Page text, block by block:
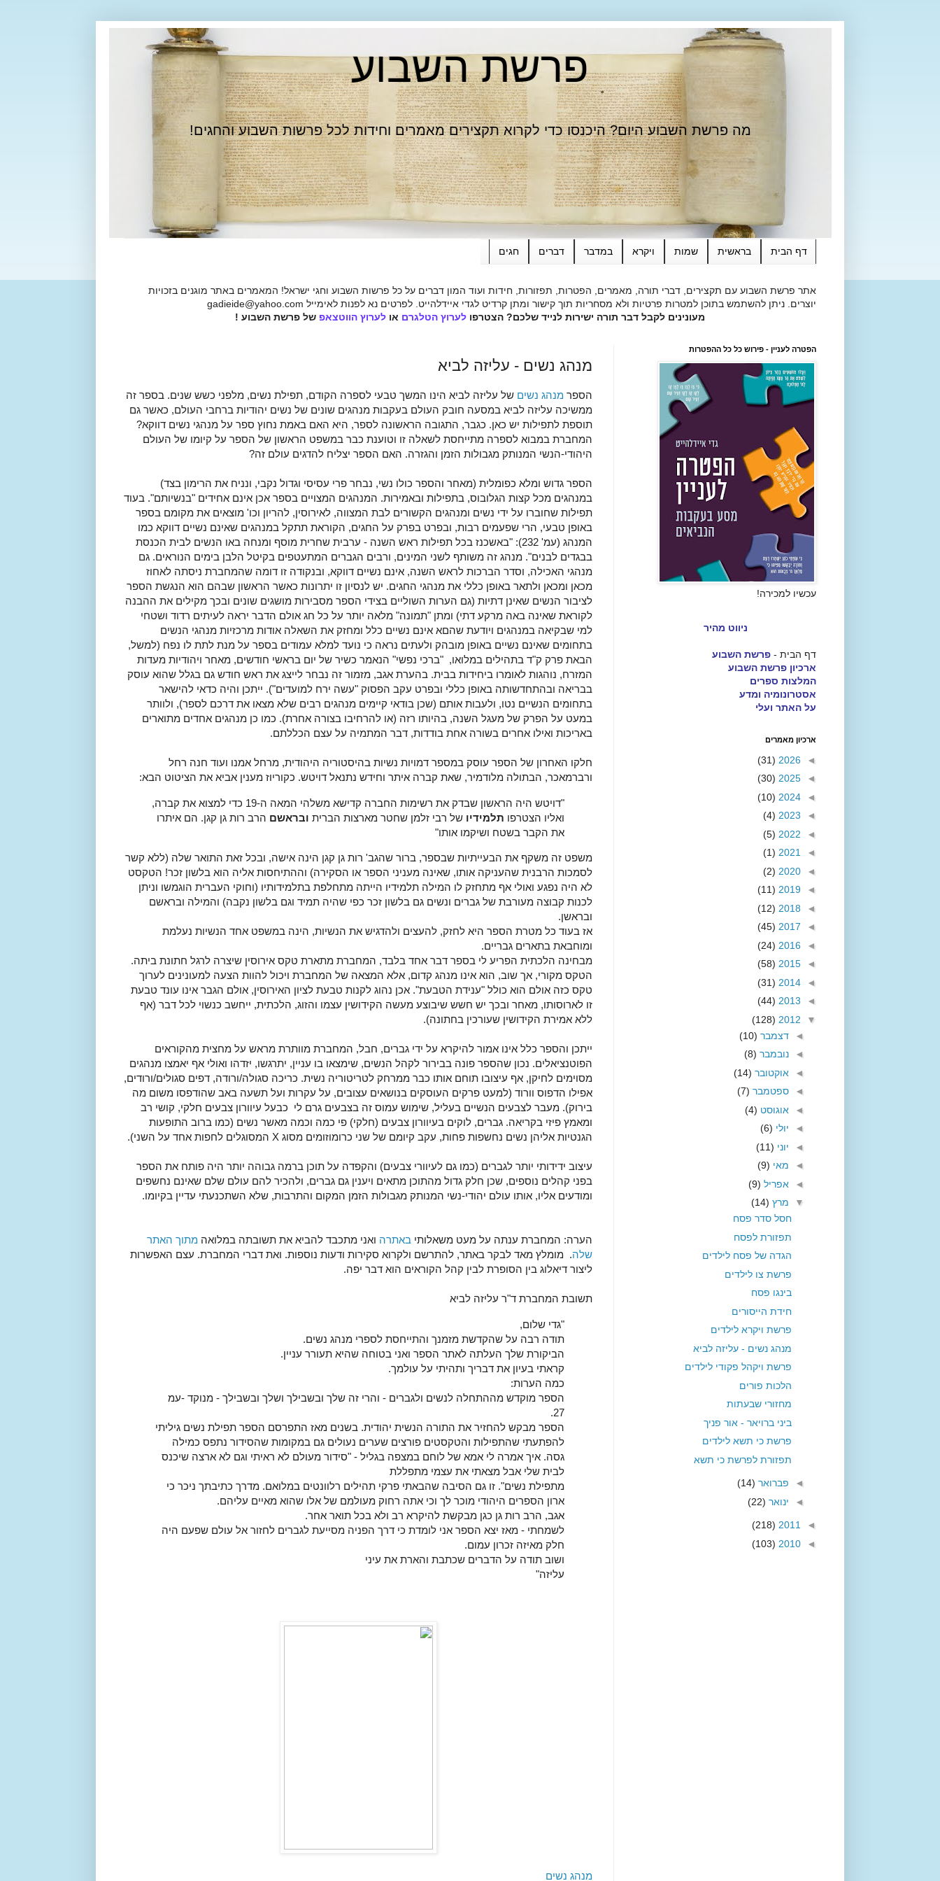
פרשת השבוע
מה פרשת השבוע היום? היכנסו כדי לקרוא תקצירים מאמרים וחידות לכל פרשות השבוע והחגים!
דף הבית בראשית שמות ויקרא במדבר דברים חגים
אתר פרשת השבוע עם תקצירים, דברי תורה, מאמרים, הפטרות, תפזורות, חידות ועוד המון דברים על כל פרשות השבוע וחגי ישראל! המאמרים באתר מוגנים בזכויות
יוצרים. ניתן להשתמש בתוכן למטרות פרטיות ולא מסחריות תוך קישור ומתן קרדיט לגדי איידלהייט. לפרטים נא לפנות לאימייל gadieide@yahoo.com
מעונינים לקבל דבר תורה ישירות לנייד שלכם? הצטרפו לערוץ הטלגרם או לערוץ הווטצאפ של פרשת השבוע !
מנהג נשים - עליזה לביא
הספר מנהג נשים של עליזה לביא הינו המשך טבעי לספרה הקודם, תפילת נשים, מלפני כשש שנים. בספר זה
ממשיכה עליזה לביא במסעה חובק העולם בעקבות מנהגים שונים של נשים יהודיות ברחבי העולם, כאשר גם
תוספת לתפילות יש כאן. כגבר, התגובה הראשונה לספר, היא האם באמת נחוץ ספר על מנהגי נשים דווקא?
המחברת במבוא לספרה מתייחסת לשאלה זו וטוענת כבר במשפט הראשון של הספר על קיומו של העולם
היהודי-הנשי המנותק מגבולות הזמן והגזרה. האם הספר יצליח להדגים עולם זה?
הספר גדוש ומלא כפומלית (מאחר והספר כולו נשי, נבחר פרי עסיסי וגדול נקבי, ונניח את הרימון בצד)
במנהגים מכל קצות הגלובוס, בתפילות ובאמירות. המנהגים המצויים בספר אכן אינם אחידים "בנשיותם". בעוד
תפילות שחוברו על ידי נשים ומנהגים הקשורים לבת המצווה, לאירוסין, להריון וכו' מוצאים את מקומם בספר
באופן טבעי, הרי שפעמים רבות, ובפרט בפרק על החגים, הקוראת תתקל במנהגים שאינם נשיים דווקא כמו
המנהג (עמ' 232): "באשכנז בכל תפילות ראש השנה - ערבית שחרית מוסף ומנחה באו הנשים לבית הכנסת
בבגדים לבנים". מנהג זה משותף לשני המינים, ורבים הגברים המתעטפים בקיטל הלבן בימים הנוראים. גם
מנהגי האכילה, וסדר הברכות לראש השנה, אינם נשיים דווקא, ובנקודה זו דומה שהמחברת ניסתה לאחוז
מכאן ומכאן ולתאר באופן כללי את מנהגי החגים. יש לנסיון זו יתרונות כאשר הראשון שבהם הוא הנגשת הספר
לציבור הנשים שאינן דתיות (גם הערות השוליים בצידי הספר מסבירות מושגים שונים ובכך מקילים את ההבנה
לקוראת שאינה באה מרקע דתי) ומתן "תמונה" מלאה יותר על כל חג אולם הדבר יראה לעיתים רדוד ושטחי
למי שבקיאה במנהגים ויודעת שהםא אינם נשיים כלל ומחזק את השאלה אודות מרכזיות מנהגי הנשים
בתחומים שאינם נשיים באופן מובהק ולעתים נראה כי נועד למלא עמודים בספר על מנת לתת לו נפח (למשל,
הבאת פרק ק"ד בתהילים במלואו, "ברכי נפשי" הנאמר כשיר של יום בראשי חודשים, מאחר ויהודיות מעדות
המזרח, נוהגות לאומרו ביחידות בבית. בהערת אגב, מזמור זה נבחר לייצג את ראש חודש גם בגלל שהוא עוסק
בבריאה ובהתחדשותה באופן כללי ובפרט עקב הפסוק "עשה ירח למועדים"). ייתכן והיה כדאי להישאר
בתחומים הנשיים נטו, ולעבות אותם (שכן בודאי קיימים מנהגים רבים שלא מצאו את דרכם לספר), ולוותר
במעט על הפרק של מעגל השנה, בהיותו רזה (או להרחיבו בצורה אחרת). כמו כן מנהגים אחדים מתוארים
באריכות ואילו אחרים בשורה אחת בודדות, דבר המתמיה על עצם הכללתם.
חלקו האחרון של הספר עוסק במספר דמויות נשיות בהיסטוריה היהודית, מרחל אמנו ועוד חנה רחל
ורברמאכר, הבתולה מלודמיר, שאת קברה איתר וחידש נתנאל דויטש. כקוריוז מענין אביא את הציטוט הבא:
"דויטש היה הראשון שבדק את רשימות החברה קדישא משלהי המאה ה-19 כדי למצוא את קברה,
ואליו הצטרפו תלמידיו של רבי זלמן שחטר מארצות הברית ובראשם הרב רות גן קגן. הם איתרו
את הקבר בשטח ושיקמו אותו"
משפט זה משקף את הבעייתיות שבספר, ברור שהגב' רות גן קגן הינה אישה, ובכל זאת התואר שלה (ללא קשר
לסמכות הרבנית שהעניקה אותו, שאינה מעניני הספר או הסקירה) וההתיחסות אליה הוא בלשון זכר! הטקסט
לא היה נפגע ואולי אף מתחזק לו המילה תלמידיו הייתה מתחלפת בתלמידותיו (וחוקי העברית הוגמשו וניתן
לכנות קבוצה מעורבת של גברים ונשים גם בלשון זכר כפי שהיה תמיד וגם בלשון נקבה) והמילה ובראשם
ובראשן.
אז בעוד כל מטרת הספר היא לחזק, להעצים ולהדגיש את הנשיות, הינה במשפט אחד הנשיות נעלמת
ומוחבאת בתארים גבריים.
מבחינה הלכתית הפריע לי בספר דבר אחד בלבד, המחברת מתארת טקס אירוסין שיצרה לרגל חתונת ביתה.
הטקס מקורי, אך שוב, הוא אינו מנהג קדום, אלא המצאה של המחברת ויכול להוות הצעה למעונינים לערוך
טקס כזה אולם הוא כולל "ענידת הטבעת". אכן נהוג לקנות טבעת לציון האירוסין, אולם הגבר אינו עונד טבעת
זו לארוסותו, מאחר ובכך יש חשש שיבוצע מעשה הקידושין עצמו והזוג, הלכתית, ייחשב כנשוי לכל דבר (אף
ללא אמירת הקידושין שעורכין בחתונה).
ייתכן והספר כלל אינו אמור להיקרא על ידי גברים, חבל, המחברת מוותרת מראש על מחצית מהקוראים
הפוטנציאלים. נכון שהספר פונה בבירור לקהל הנשים, שימצאו בו עניין, יתרגשו, יזדהו ואולי אף יאמצו מנהגים
מסוימים לחיקן, אף עיצובו תוחם אותו כבר ממרחק לטריטוריה נשית. כריכה סגולה/ורודה, דפים סגולים/ורודים,
אפילו הדפוס וורוד (למעט פרקים העוסקים בנושאים עצובים, על עקרות ועל תשעה באב שהודפסו משום מה
בירוק). מעבר לצבעים הנשיים בעליל, שימוש עמוס זה בצבעים גרם לי כבעל עיוורון צבעים חלקי, קושי רב
ומאמץ פיזי בקריאה. גברים, לוקים בעיוורון צבעים (חלקי) פי כמה וכמה מאשר נשים (כמו ברוב התופעות
הגנטיות אליהן נשים נחשפות פחות, עקב קיומם של שני כרומוזומים מסוג X המסוגלים לחפות אחד על השני).
עיצוב ידידותי יותר לגברים (כמו גם לעיוורי צבעים) והקפדה על תוכן ברמה גבוהה יותר היה פותח את הספר
בפני קהלים נוספים, שכן חלק גדול מהתוכן מתאים ויענין גם גברים, ולהכיר להם עולם שלם שאינם נחשפים
ומודעים אליו, אותו עולם יהודי-נשי המנותק מגבולות הזמן המקום והתרבות, שלא השתכנעתי עדיין בקיומו.
הערה: המחברת ענתה על מעט משאלותי באתרה ואני מתכבד להביא את תשובתה במלואה מתוך האתר
שלה. מומלץ מאד לבקר באתר, להתרשם ולקרוא סקירות ודעות נוספות. ואת דברי המחברת. עצם האפשרות
ליצור דיאלוג בין הסופרת לבין קהל הקוראים הוא דבר יפה.
תשובת המחברת ד"ר עליזה לביא
"גדי שלום,
תודה רבה על שהקדשת מזמנך והתייחסת לספרי מנהג נשים.
הביקורת שלך העלתה לאתר הספר ואני בטוחה שהיא תעורר עניין.
קראתי בעיון את דבריך ותהיתי על עולמך.
כמה הערות:
הספר מוקדש מההתחלה לנשים ולגברים - והרי זה שלך ובשבילך ושלך ובשבילך - מנוקד -עמ
27.
הספר מבקש להחזיר את התורה הנשית יהודית. בשנים מאז התפרסם הספר תפילת נשים גיליתי
להפתעתי שהתפילות והטקסטים פורצים שערים נעולים גם במקומות שהסידור נתפס כמילה
גסה. איך אמרה לי אמא של לוחם במצפה בגליל - "סידור מעולם לא ראיתי וגם לא ארצה שיכנס
לבית שלי אבל מצאתי את עצמי מתפללת
מתפילת נשים". זו גם הסיבה שהבאתי פרקי תהילים רלוונטים במלואם. מדרך כתיבתך ניכר כי
ארון הספרים היהודי מוכר לך וכי אתה רחוק מעולמם של אלו שהוא מאיים עליהם.
אגב, הרב רות גן כגן מבקשת להיקרא רב ולא בכל תואר אחר.
לשמחתי - מאז יצא הספר אני לומדת כי דרך הפניה מסייעת לגברים לחזור אל עולם שפעם היה
חלק מאיזה זכרון עמום.
ושוב תודה על הדברים שכתבת והארת את עיני
עליזה"
מנהג נשים
הפטרה לעניין - פירוש כל כל ההפטרות
עכשיו למכירה!
ניווט מהיר
דף הבית - פרשת השבוע
ארכיון פרשת השבוע
המלצות ספרים
אסטרונומיה ומדע
על האתר ועלי
ארכיון מאמרים
◄
2026
(31)
◄
2025
(30)
◄
2024
(10)
◄
2023
(4)
◄
2022
(5)
◄
2021
(1)
◄
2020
(2)
◄
2019
(11)
◄
2018
(12)
◄
2017
(45)
◄
2016
(24)
◄
2015
(58)
◄
2014
(31)
◄
2013
(44)
▼
2012
(128)
◄ דצמבר (10)
◄ נובמבר (8)
◄ אוקטובר (14)
◄ ספטמבר (7)
◄ אוגוסט (4)
◄ יולי (6)
◄ יוני (11)
◄ מאי (9)
◄ אפריל (9)
▼ מרץ (14)
חסל סדר פסח
תפזורת לפסח
הגדה של פסח לילדים
פרשת צו לילדים
בינגו פסח
חידת הייסורים
פרשת ויקרא לילדים
מנהג נשים - עליזה לביא
פרשת ויקהל פקודי לילדים
הלכות פורים
מחזורי שבעתות
ביני ברויאר - אור פניך
פרשת כי תשא לילדים
תפזורת לפרשת כי תשא
◄ פברואר (14)
◄ ינואר (22)
◄
2011
(218)
◄
2010
(103)